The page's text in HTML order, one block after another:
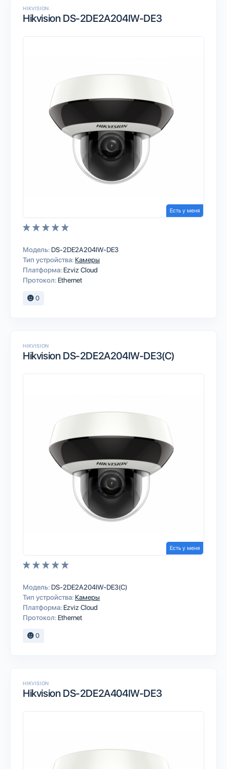
HIKVISION
Hikvision DS-2DE2A204IW-DE3
Есть у меня
Модель: DS-2DE2A204IW-DE3
Тип устройства: Камеры
Платформа: Ezviz Cloud
Протокол: Ethernet
0
HIKVISION
Hikvision DS-2DE2A204IW-DE3(C)
Есть у меня
Модель: DS-2DE2A204IW-DE3(C)
Тип устройства: Камеры
Платформа: Ezviz Cloud
Протокол: Ethernet
0
HIKVISION
Hikvision DS-2DE2A404IW-DE3